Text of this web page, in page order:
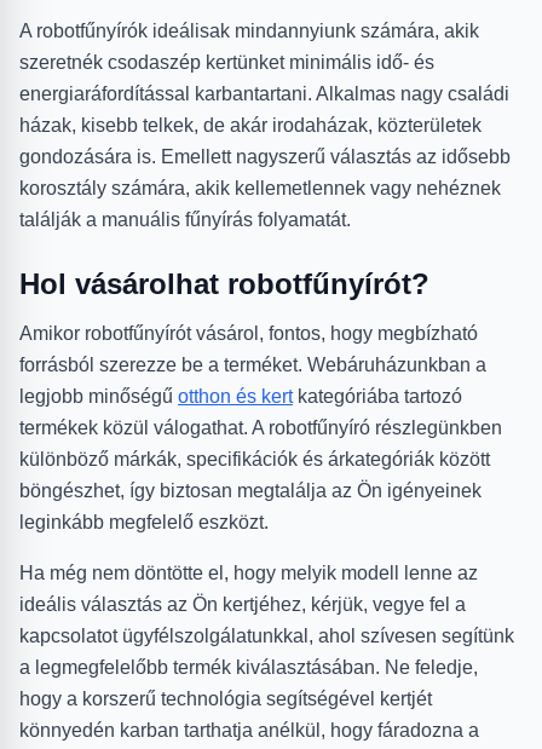
A robotfűnyírók ideálisak mindannyiunk számára, akik
szeretnék csodaszép kertünket minimális idő- és
energiaráfordítással karbantartani. Alkalmas nagy családi
házak, kisebb telkek, de akár irodaházak, közterületek
gondozására is. Emellett nagyszerű választás az idősebb
korosztály számára, akik kellemetlennek vagy nehéznek
találják a manuális fűnyírás folyamatát.
Hol vásárolhat robotfűnyírót?
Amikor robotfűnyírót vásárol, fontos, hogy megbízható
forrásból szerezze be a terméket. Webáruházunkban a
legjobb minőségű otthon és kertkategóriába tartozó
termékek közül válogathat. A robotfűnyíró részlegünkben
különböző márkák, specifikációk és árkategóriák között
böngészhet, így biztosan megtalálja az Ön igényeinek
leginkább megfelelő eszközt.
Ha még nem döntötte el, hogy melyik modell lenne az
ideális választás az Ön kertjéhez, kérjük, vegye fel a
kapcsolatot ügyfélszolgálatunkkal, ahol szívesen segítünk
a legmegfelelőbb termék kiválasztásában. Ne feledje,
hogy a korszerű technológia segítségével kertjét
könnyedén karban tarthatja anélkül, hogy fáradozna a